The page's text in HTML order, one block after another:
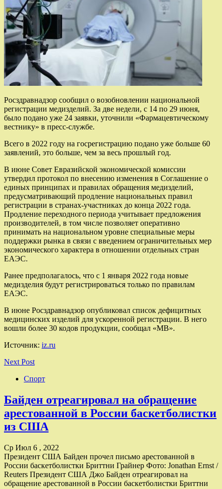
Росздравнадзор сообщил о возобновлении национальной
регистрации медизделий. За две недели, с 14 по 29 июня,
было подано уже 24 заявки, уточнили «Фармацевтическому
вестнику» в пресс-службе.
Всего в 2022 году на госрегистрацию подано уже больше 60
заявлений, это больше, чем за весь прошлый год.
В июне Совет Евразийской экономической комиссии
утвердил протокол по внесению изменения в Соглашение о
единых принципах и правилах обращения медизделий,
предусматривающий продление национальных правил
регистрации в странах-участниках до конца 2022 года.
Продление переходного периода учитывает предложения
производителей, в том числе позволяет оперативно
принимать на национальном уровне специальные меры
поддержки рынка в связи с введением ограничительных мер
экономического характера в отношении отдельных стран
ЕАЭС.
Ранее предполагалось, что с 1 января 2022 года новые
медизделия будут регистрироваться только по правилам
ЕАЭС.
В июне Росздравнадзор опубликовал список дефицитных
медицинских изделий для ускоренной регистрации. В него
вошли более 30 кодов продукции, сообщал «МВ».
Источник: iz.ru
Next Post
Спорт
Байден отреагировал на обращение
арестованной в России баскетболистки
из США
Ср Июл 6 , 2022
Президент США Байден прочел письмо арестованной в
России баскетболистки Бриттни Грайнер Фото: Jonathan Ernst /
Reuters Президент США Джо Байден отреагировал на
обращение арестованной в России баскетболистки Бриттни